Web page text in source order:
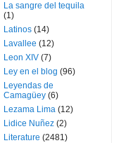
La sangre del tequila
(1)
Latinos (14)
Lavallee (12)
Leon XIV (7)
Ley en el blog (96)
Leyendas de
Camagüey (6)
Lezama Lima (12)
Lidice Nuñez (2)
Literature (2481)